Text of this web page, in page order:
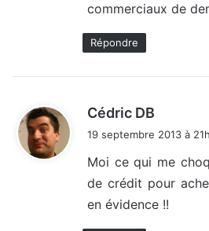
commerciaux de
Répondre
Cédric DB
:
19 septembre 2013 à
Moi ce qui me
de crédit pour
en évidence !!